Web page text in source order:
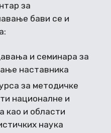
за
бави се и
и семинара за
наставника
за методичке
националне и
као и области
наука